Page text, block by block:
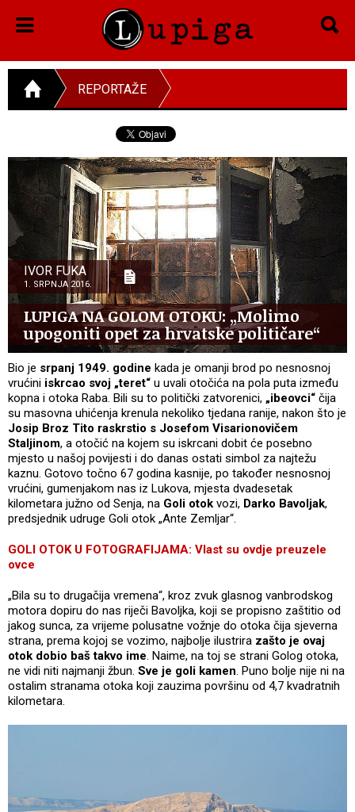
REPORTAŽE
IVOR FUKA
1. SRPNJA 2016.
LUPIGA NA GOLOM OTOKU: „Molimo
upogoniti opet za hrvatske političare“
Bio je srpanj 1949. godine kada je omanji brod po nesnosnoj
vrućini iskrcao svoj „teret“ u uvali otočića na pola puta između
kopna i otoka Raba. Bili su to politički zatvorenici, „ibeovci“ čija
su masovna uhićenja krenula nekoliko tjedana ranije, nakon što je
Josip Broz Tito raskrstio s Josefom Visarionovičem
Staljinom, a otočić na kojem su iskrcani dobit će posebno
mjesto u našoj povijesti i do danas ostati simbol za najtežu
kaznu. Gotovo točno 67 godina kasnije, po također nesnosnoj
vrućini, gumenjakom nas iz Lukova, mjesta dvadesetak
kilometara južno od Senja, na Goli otok vozi, Darko Bavoljak,
predsjednik udruge Goli otok „Ante Zemljar“.
GOLI OTOK U FOTOGRAFIJAMA: Vlast su ovdje preuzele
ovce
„Bila su to drugačija vremena“, kroz zvuk glasnog vanbrodskog
motora dopiru do nas riječi Bavoljka, koji se propisno zaštitio od
jakog sunca, za vrijeme polusatne vožnje do otoka čija sjeverna
strana, prema kojoj se vozimo, najbolje ilustrira zašto je ovaj
otok dobio baš takvo ime. Naime, na toj se strani Golog otoka,
ne vidi niti najmanji žbun. Sve je goli kamen. Puno bolje nije ni na
ostalim stranama otoka koji zauzima površinu od 4,7 kvadratnih
kilometara.